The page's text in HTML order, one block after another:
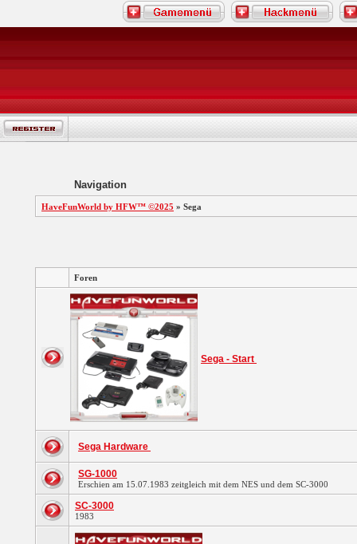
Navigation
HaveFunWorld by HFW™ ©2025 » Sega
Foren
Sega - Start
Sega Hardware
SG-1000
Erschien am 15.07.1983 zeitgleich mit dem NES und dem SC-3000
SC-3000
1983